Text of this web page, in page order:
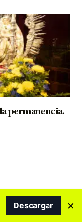
permanencia.
Descargar ×